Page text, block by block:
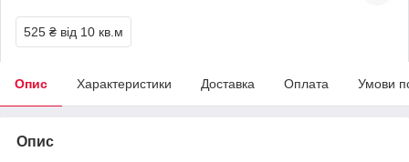
525 ₴ від 10 кв.м
Опис Характеристики Доставка Оплата Умови
Опис